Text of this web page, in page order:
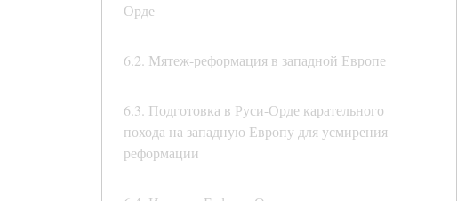
Орде
6.2. Мятеж-реформация в западной Европе
6.3. Подготовка в Руси-Орде карательного
похода на западную Европу для усмирения
реформации